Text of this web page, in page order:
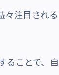
々注目される
ることで、自